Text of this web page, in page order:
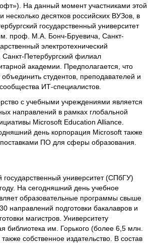
На данный момент участниками этой
несколько десятков российских ВУЗов, в
государственный университет
проф. М.А. Бонч-Бруевича, Санкт-
электротехнический
Петербургский филиал
академии. Предполагается, что
студентов, преподавателей и
ИТ-специалистов.
с учебными учреждениями является
направлений в рамках глобальной
Microsoft Education Alliance.
день корпорация Microsoft также
ПО для сферы образования.
государственный университет (СПбГУ)
На сегодняшний день учебное
образовательные программы свыше
направлений подготовки бакалавров и
магистров. Университету
библиотека им. Горького (более 6,5 млн.
собственное издательство. В состав